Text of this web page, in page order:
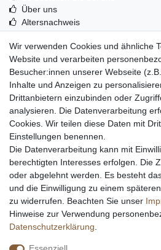
Über uns
Altersnachweis
Echtheit von Kundenbewertungen
Messer Info Forum
Messer schärfen
Messerhersteller
Stahltabelle
Stahlarten
Rockwell Härte
Messerarten
Klingenformen
Holzarten
Impressum
Wir verwenden Cookies und ähnliche
Website und verarbeiten
Besucher:innen unserer Webseite
Inhalte und Anzeigen zu
Drittanbietern einzubinden oder
analysieren. Die Datenverarbeitung
Cookies. Wir teilen diese Daten mit
Einstellungen benennen.
Die Datenverarbeitung kann mit
berechtigten Interesses erfolgen. Die
oder abgelehnt werden. Es besteht
und die Einwilligung zu einem
zu widerrufen. Beachten Sie unser
Hinweise zur Verwendung
Daten­schutz­erklärung